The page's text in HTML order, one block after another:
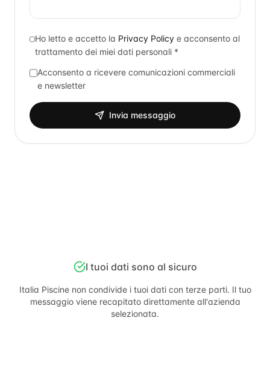
Ho letto e accetto la Privacy Policy e acconsento al
trattamento dei miei dati personali *
Acconsento a ricevere comunicazioni commerciali
e newsletter
Invia messaggio
I tuoi dati sono al sicuro
Italia Piscinenon condivide i tuoi dati con terze parti. Il tuo
messaggio viene recapitato direttamente all'azienda
selezionata.